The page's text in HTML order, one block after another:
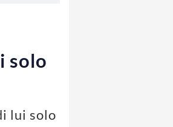
solo
lui solo